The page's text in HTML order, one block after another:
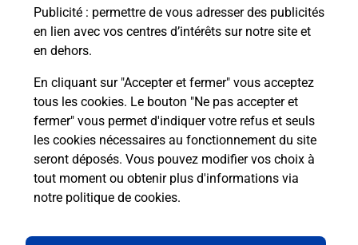
Publicité : permettre de vous adresser des publicités
en lien avec vos centres d’intérêts sur notre site et
en dehors.
En cliquant sur "Accepter et fermer" vous acceptez
tous les cookies. Le bouton "Ne pas accepter et
fermer" vous permet d'indiquer votre refus et seuls
les cookies nécessaires au fonctionnement du site
seront déposés. Vous pouvez modifier vos choix à
tout moment ou obtenir plus d'informations via
notre politique de cookies.
Quel réseau utilise La Poste Mobile ?
Est-ce que je peux garder mon
numéro de mobile gratuitement ?
Est-ce que je peux bénéficier de la 5G
avec La Poste Mobile ?
Est-ce que je peux utiliser mon forfait